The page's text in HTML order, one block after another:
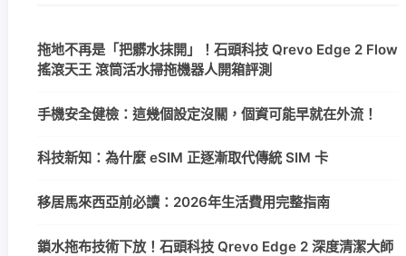
拖地不再是「把髒水抹開」！石頭科技 Qrevo Edge 2 Flow
搖滾天王 滾筒活水掃拖機器人開箱評測
手機安全健檢：這幾個設定沒關，個資可能早就在外流！
科技新知：為什麼 eSIM 正逐漸取代傳統 SIM 卡
移居馬來西亞前必讀：2026年生活費用完整指南
鎖水拖布技術下放！石頭科技 Qrevo Edge 2 深度清潔大師